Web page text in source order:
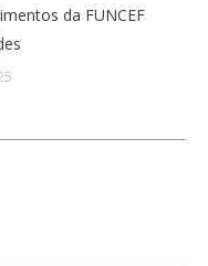
da FUNCEF